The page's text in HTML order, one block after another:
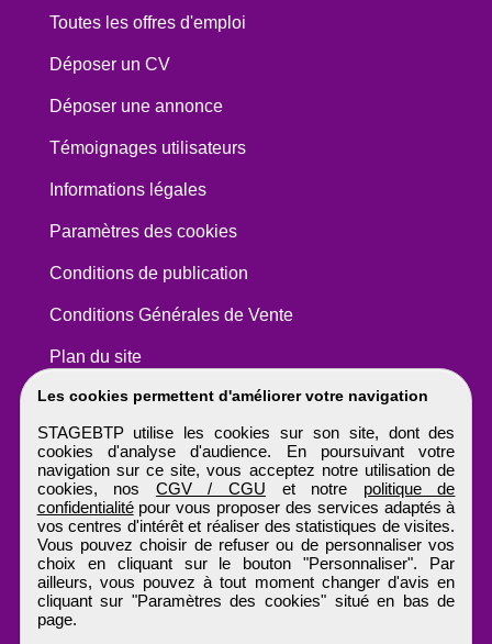
Les cookies permettent d'améliorer votre navigation
STAGEBTP utilise les cookies sur son site, dont des
cookies d'analyse d'audience. En poursuivant votre
navigation sur ce site, vous acceptez notre utilisation de
cookies, nos CGV / CGU et notre politique de
confidentialitépour vous proposer des services adaptés à
vos centres d'intérêt et réaliser des statistiques de visites.
Vous pouvez choisir de refuser ou de personnaliser vos
choix en cliquant sur le bouton "Personnaliser". Par
ailleurs, vous pouvez à tout moment changer d'avis en
cliquant sur "Paramètres des cookies" situé en bas de
page.
Toutes les offres d'emploi
Déposer un CV
Déposer une annonce
Témoignages utilisateurs
Informations légales
Paramètres des cookies
Conditions de publication
Conditions Générales de Vente
Plan du site